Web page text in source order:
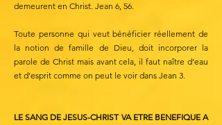
demeurent en Christ. Jean 6, 56.
Toute personne qui veut bénéficier réellement de
la notion de famille de Dieu, doit incorporer la
parole de Christ mais avant cela, il faut naître d’eau
et d’esprit comme on peut le voir dans Jean 3.
LE SANG DE JESUS-CHRIST VA ETRE BENEFIQUE A